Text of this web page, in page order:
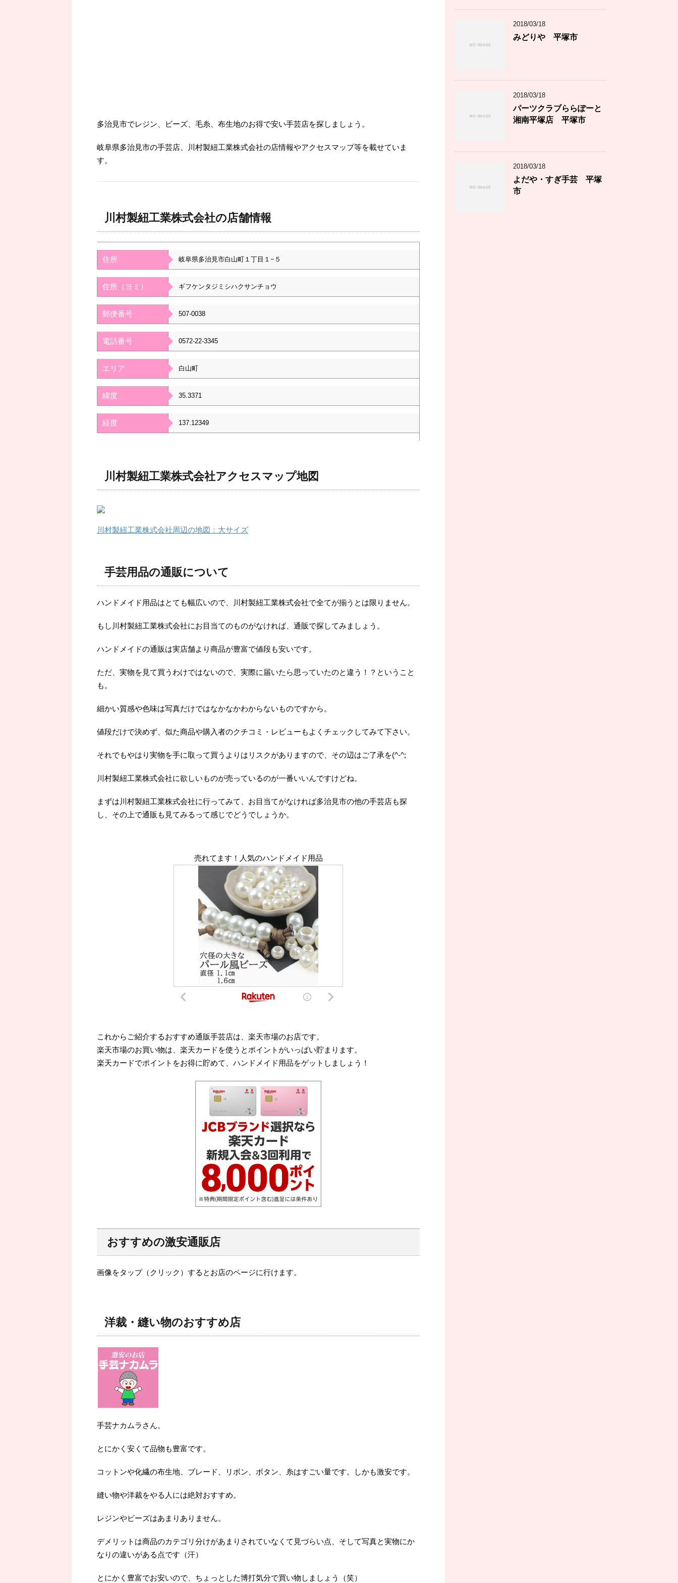
多治見市でレジン、ビーズ、毛糸、布生地のお得で安い手芸店を探しましょう。
岐阜県多治見市の手芸店、川村製紐工業株式会社の店情報やアクセスマップ等を載せていま
す。
川村製紐工業株式会社の店舗情報
住所 岐阜県多治見市白山町１丁目１−５
住所（ヨミ） ギフケンタジミシハクサンチョウ
郵便番号 507-0038
電話番号 0572-22-3345
エリア 白山町
緯度 35.3371
経度 137.12349
川村製紐工業株式会社アクセスマップ地図
川村製紐工業株式会社周辺の地図：大サイズ
手芸用品の通販について
ハンドメイド用品はとても幅広いので、川村製紐工業株式会社で全てが揃うとは限りません。
もし川村製紐工業株式会社にお目当てのものがなければ、通販で探してみましょう。
ハンドメイドの通販は実店舗より商品が豊富で値段も安いです。
ただ、実物を見て買うわけではないので、実際に届いたら思っていたのと違う！？ということ
も。
細かい質感や色味は写真だけではなかなかわからないものですから。
値段だけで決めず、似た商品や購入者のクチコミ・レビューもよくチェックしてみて下さい。
それでもやはり実物を手に取って買うよりはリスクがありますので、その辺はご了承を(^-^;
川村製紐工業株式会社に欲しいものが売っているのが一番いいんですけどね。
まずは川村製紐工業株式会社に行ってみて、お目当てがなければ多治見市の他の手芸店も探
し、その上で通販も見てみるって感じでどうでしょうか。
売れてます！人気のハンドメイド用品
これからご紹介するおすすめ通販手芸店は、楽天市場のお店です。
楽天市場のお買い物は、楽天カードを使うとポイントがいっぱい貯まります。
楽天カードでポイントをお得に貯めて、ハンドメイド用品をゲットしましょう！
おすすめの激安通販店
画像をタップ（クリック）するとお店のページに行けます。
洋裁・縫い物のおすすめ店
手芸ナカムラさん。
とにかく安くて品物も豊富です。
コットンや化繊の布生地、ブレード、リボン、ボタン、糸はすごい量です。しかも激安です。
縫い物や洋裁をやる人には絶対おすすめ。
レジンやビーズはあまりありません。
デメリットは商品のカテゴリ分けがあまりされていなくて見づらい点、そして写真と実物にか
なりの違いがある点です（汗）
とにかく豊富でお安いので、ちょっとした博打気分で買い物しましょう（笑）
2018/03/18
みどりや 平塚市
2018/03/18
パーツクラブららぽーと
湘南平塚店 平塚市
2018/03/18
よだや・すぎ手芸 平塚
市